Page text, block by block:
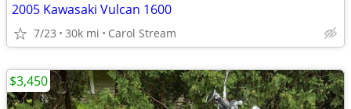
2005 Kawasaki Vulcan 1600
7/23 30k mi Carol Stream
$3,450